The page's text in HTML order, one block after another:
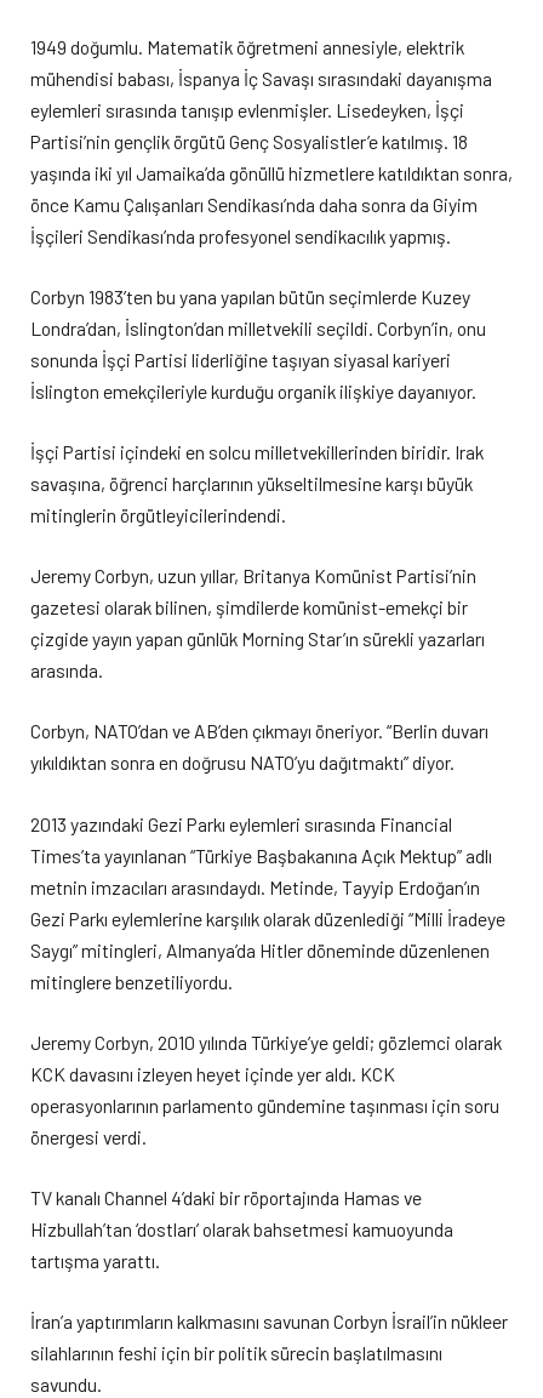
1949 doğumlu. Matematik öğretmeni annesiyle, elektrik
mühendisi babası, İspanya İç Savaşı sırasındaki dayanışma
eylemleri sırasında tanışıp evlenmişler. Lisedeyken, İşçi
Partisi’nin gençlik örgütü Genç Sosyalistler’e katılmış. 18
yaşında iki yıl Jamaika’da gönüllü hizmetlere katıldıktan sonra,
önce Kamu Çalışanları Sendikası’nda daha sonra da Giyim
İşçileri Sendikası’nda profesyonel sendikacılık yapmış.
Corbyn 1983’ten bu yana yapılan bütün seçimlerde Kuzey
Londra’dan, İslington’dan milletvekili seçildi. Corbyn’in, onu
sonunda İşçi Partisi liderliğine taşıyan siyasal kariyeri
İslington emekçileriyle kurduğu organik ilişkiye dayanıyor.
İşçi Partisi içindeki en solcu milletvekillerinden biridir. Irak
savaşına, öğrenci harçlarının yükseltilmesine karşı büyük
mitinglerin örgütleyicilerindendi.
Jeremy Corbyn, uzun yıllar, Britanya Komünist Partisi’nin
gazetesi olarak bilinen, şimdilerde komünist-emekçi bir
çizgide yayın yapan günlük Morning Star’ın sürekli yazarları
arasında.
Corbyn, NATO’dan ve AB’den çıkmayı öneriyor. “Berlin duvarı
yıkıldıktan sonra en doğrusu NATO’yu dağıtmaktı” diyor.
2013 yazındaki Gezi Parkı eylemleri sırasında Financial
Times’ta yayınlanan “Türkiye Başbakanına Açık Mektup” adlı
metnin imzacıları arasındaydı. Metinde, Tayyip Erdoğan’ın
Gezi Parkı eylemlerine karşılık olarak düzenlediği “Milli İradeye
Saygı” mitingleri, Almanya’da Hitler döneminde düzenlenen
mitinglere benzetiliyordu.
Jeremy Corbyn, 2010 yılında Türkiye’ye geldi; gözlemci olarak
KCK davasını izleyen heyet içinde yer aldı. KCK
operasyonlarının parlamento gündemine taşınması için soru
önergesi verdi.
TV kanalı Channel 4’daki bir röportajında Hamas ve
Hizbullah’tan ‘dostları’ olarak bahsetmesi kamuoyunda
tartışma yarattı.
İran’a yaptırımların kalkmasını savunan Corbyn İsrail’in nükleer
silahlarının feshi için bir politik sürecin başlatılmasını
savundu.